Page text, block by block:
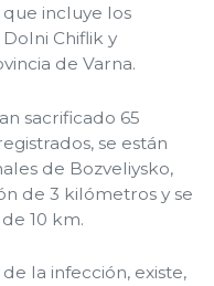
incluye los
Chiflik y
de Varna.
sacrificado 65
se están
de Bozveliysko,
de 3 kilómetros y se
10 km.
la infección, existe,